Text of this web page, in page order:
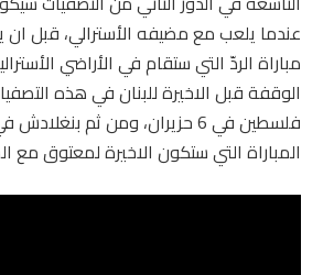
مباراة الردّ التي ستقام في الأراضي
الوقفة قبل الاخيرة للبنان في هذه
المباراة التي ستكون الاخيرة لمعتوق مع